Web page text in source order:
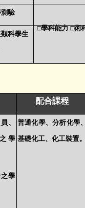
驗
科學生
□學科能力 □術
配合課程
、
學
學
普通化學、分析化學
基礎化工、化工裝置